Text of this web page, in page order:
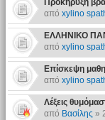
Προκήρυξη
από xylino
ΕΛΛΗΝΙΚΟ
από xylino
Επίσκεψη
από xylino
Λέξεις
από Βασίλης »